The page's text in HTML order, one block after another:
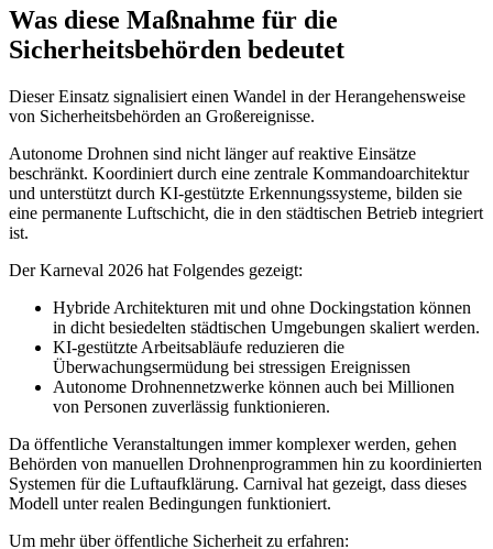
Was diese Maßnahme für die
Sicherheitsbehörden bedeutet
Dieser Einsatz signalisiert einen Wandel in der Herangehensweise
von Sicherheitsbehörden an Großereignisse.
Autonome Drohnen sind nicht länger auf reaktive Einsätze
beschränkt. Koordiniert durch eine zentrale Kommandoarchitektur
und unterstützt durch KI-gestützte Erkennungssysteme, bilden sie
eine permanente Luftschicht, die in den städtischen Betrieb integriert
ist.
Der Karneval 2026 hat Folgendes gezeigt:
Hybride Architekturen mit und ohne Dockingstation können
in dicht besiedelten städtischen Umgebungen skaliert werden.
KI-gestützte Arbeitsabläufe reduzieren die
Überwachungsermüdung bei stressigen Ereignissen
Autonome Drohnennetzwerke können auch bei Millionen
von Personen zuverlässig funktionieren.
Da öffentliche Veranstaltungen immer komplexer werden, gehen
Behörden von manuellen Drohnenprogrammen hin zu koordinierten
Systemen für die Luftaufklärung. Carnival hat gezeigt, dass dieses
Modell unter realen Bedingungen funktioniert.
Um mehr über öffentliche Sicherheit zu erfahren: